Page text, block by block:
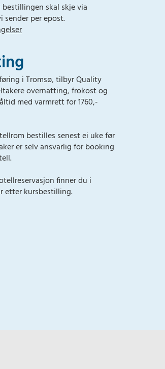
skal skje via
per epost.
i Tromsø, tilbyr Quality
overnatting, frokost og
med varmrett for 1760,-
bestilles senest ei uke før
er selv ansvarlig for booking
finner du i
etter kursbestilling.